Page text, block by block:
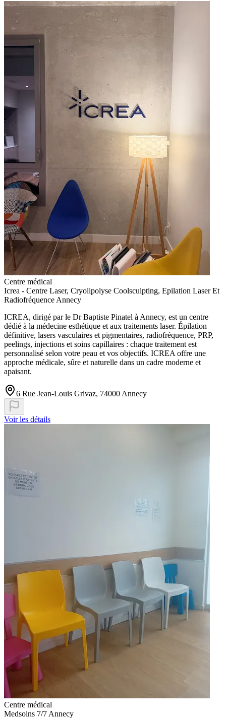
Centre médical
Icrea - Centre Laser, Cryolipolyse Coolsculpting, Epilation Laser Et
Radiofréquence Annecy
ICREA, dirigé par le Dr Baptiste Pinatel à Annecy, est un centre
dédié à la médecine esthétique et aux traitements laser. Épilation
définitive, lasers vasculaires et pigmentaires, radiofréquence, PRP,
peelings, injections et soins capillaires : chaque traitement est
personnalisé selon votre peau et vos objectifs. ICREA offre une
approche médicale, sûre et naturelle dans un cadre moderne et
apaisant.
6 Rue Jean-Louis Grivaz, 74000 Annecy
Voir les détails
Centre médical
Medsoins 7/7 Annecy